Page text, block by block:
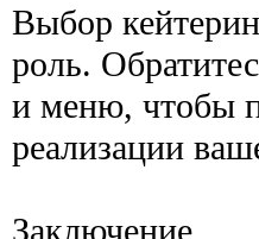
Выбор
роль.
и меню, чтобы
реализации
Заключение